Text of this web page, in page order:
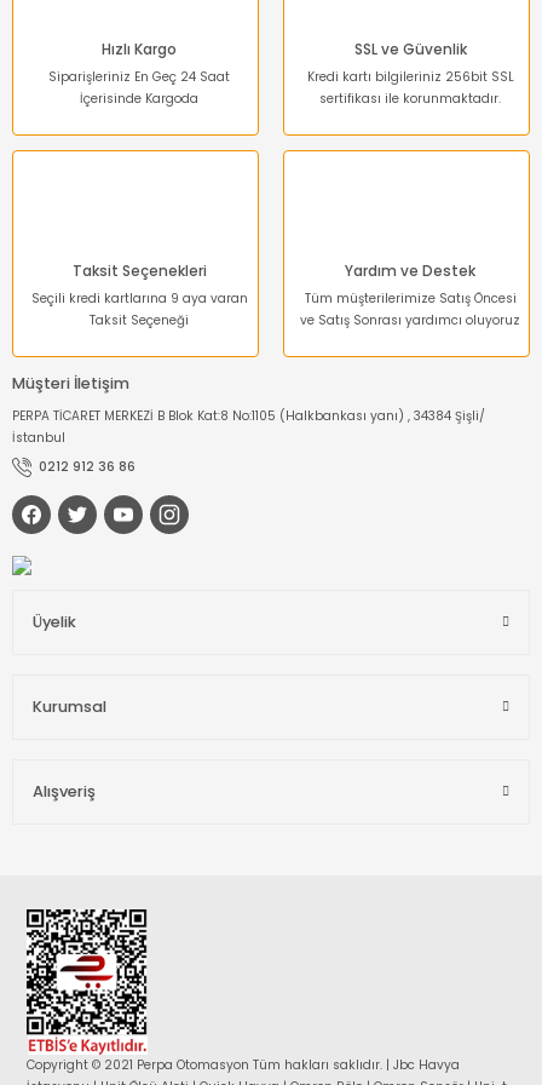
Bu ürüne benzer farklı alternatifler olmalı.
Hızlı Kargo
Siparişleriniz En Geç 24 Saat
İçerisinde Kargoda
SSL ve Güvenlik
Kredi kartı bilgileriniz 256bit SSL
sertifikası ile korunmaktadır.
Taksit Seçenekleri
Seçili kredi kartlarına 9 aya varan
Taksit Seçeneği
Yardım ve Destek
Tüm müşterilerimize Satış Öncesi
ve Satış Sonrası yardımcı oluyoruz
Müşteri İletişim
PERPA TİCARET MERKEZİ B Blok Kat:8 No:1105 (Halkbankası yanı) , 34384 Şişli/
İstanbul
0212 912 36 86
Üyelik
Kurumsal
Alışveriş
Copyright © 2021 Perpa Otomasyon Tüm hakları saklıdır. | Jbc Havya